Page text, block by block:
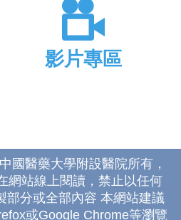
影片專區
國醫藥大學附設醫院所有，
網站線上閱讀，禁止以任何
部分或全部內容 本網站建議
或Google Chrome等瀏覽